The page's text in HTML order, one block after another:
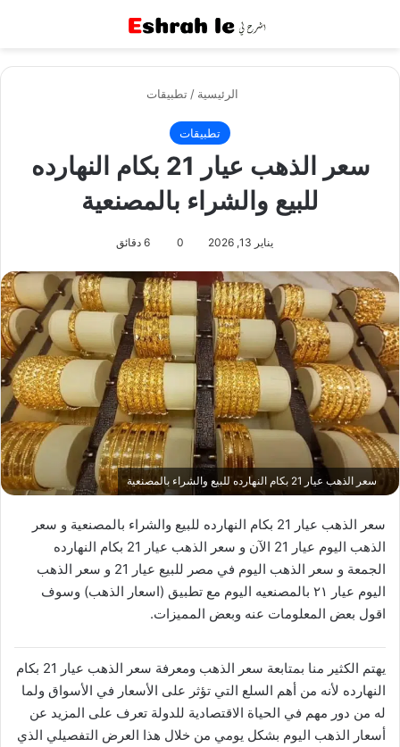
الرئيسية / تطبيقات
تطبيقات
سعر الذهب عيار 21 بكام النهارده
للبيع والشراء بالمصنعية
يناير 13, 2026 0 6 دقائق
سعر الذهب عيار 21 بكام النهارده للبيع والشراء بالمصنعية
سعر الذهب عيار 21 بكام النهارده للبيع والشراء بالمصنعية و سعر
الذهب اليوم عيار 21 الآن و سعر الذهب عيار 21 بكام النهارده
الجمعة و سعر الذهب اليوم في مصر للبيع عيار 21 و سعر الذهب
اليوم عيار ٢١ بالمصنعيه اليوم مع تطبيق (اسعار الذهب) وسوف
اقول بعض المعلومات عنه وبعض المميزات.
يهتم الكثير منا بمتابعة سعر الذهب ومعرفة سعر الذهب عيار 21 بكام
النهارده لأنه من أهم السلع التي تؤثر على الأسعار في الأسواق ولما
له من دور مهم في الحياة الاقتصادية للدولة تعرف على المزيد عن
أسعار الذهب اليوم بشكل يومي من خلال هذا العرض التفصيلي الذي